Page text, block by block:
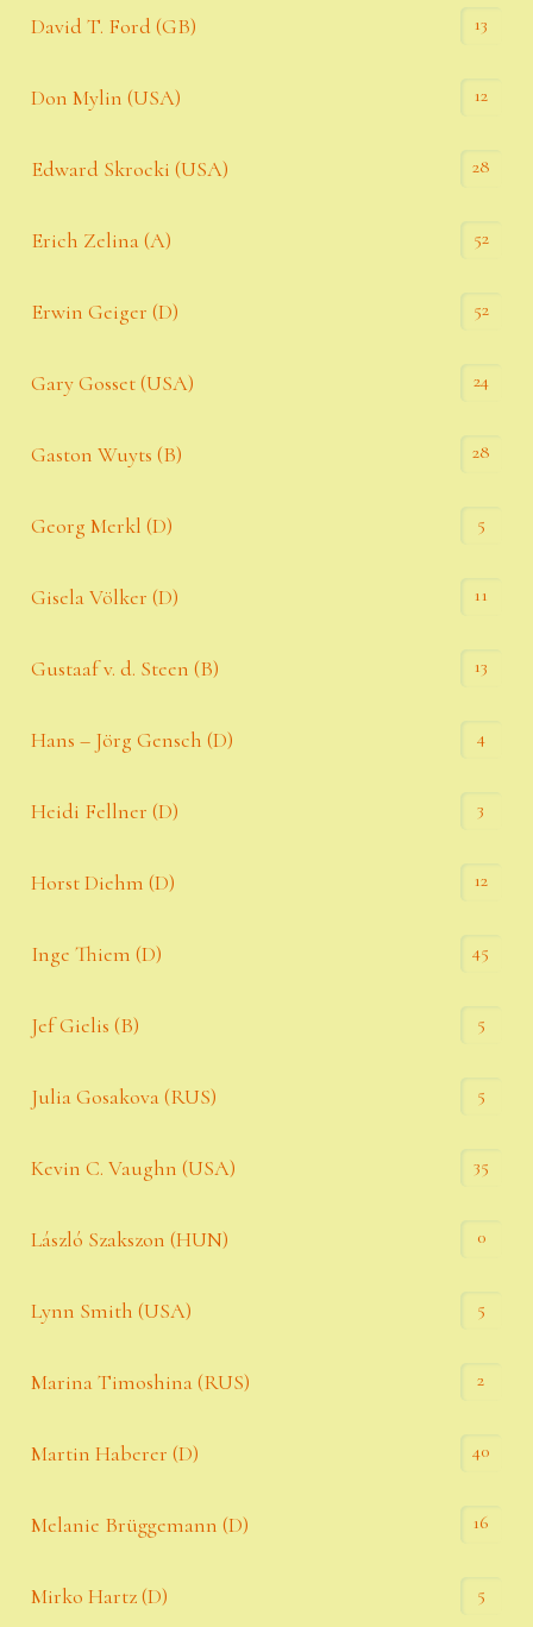
David T. Ford (GB) 13
Don Mylin (USA) 12
Edward Skrocki (USA) 28
Erich Zelina (A) 52
Erwin Geiger (D) 52
Gary Gosset (USA) 24
Gaston Wuyts (B) 28
Georg Merkl (D) 5
Gisela Völker (D) 11
Gustaaf v. d. Steen (B) 13
Hans – Jörg Gensch (D) 4
Heidi Fellner (D) 3
Horst Diehm (D) 12
Inge Thiem (D) 45
Jef Gielis (B) 5
Julia Gosakova (RUS) 5
Kevin C. Vaughn (USA) 35
László Szakszon (HUN) 0
Lynn Smith (USA) 5
Marina Timoshina (RUS) 2
Martin Haberer (D) 40
Melanie Brüggemann (D) 16
Mirko Hartz (D) 5